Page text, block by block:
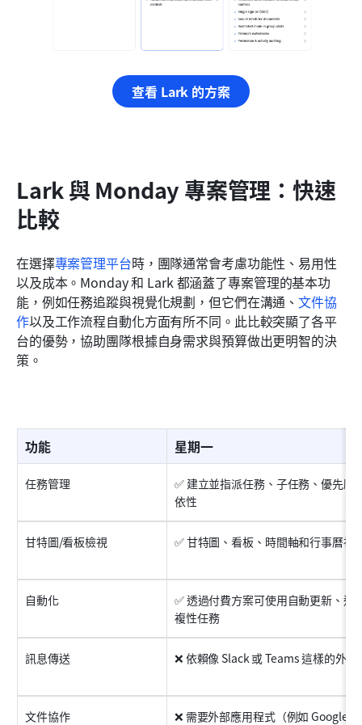
查看 Lark 的方案
Lark 與 Monday 專案管理：快速
比較
在選擇專案管理平台時，團隊通常會考慮功能性、易用性
以及成本。Monday 和 Lark 都涵蓋了專案管理的基本功
能，例如任務追蹤與視覺化規劃，但它們在溝通、文件協
作以及工作流程自動化方面有所不同。此比較突顯了各平
台的優勢，協助團隊根據自身需求與預算做出更明智的決
策。
功能 星期一
任務管理
✅ 建立並指派任務、子任務、優先順
依性
甘特圖/看板檢視 ✅ 甘特圖、看板、時間軸和行事曆視
自動化
✅ 透過付費方案可使用自動更新、通
複性任務
訊息傳送 ❌ 依賴像 Slack 或 Teams 這樣的外部
文件協作 ❌ 需要外部應用程式（例如 Google